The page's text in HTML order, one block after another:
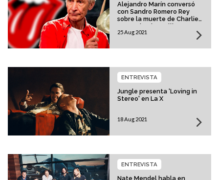
Alejandro Marín conversó
con Sandro Romero Rey
sobre la muerte de Charlie
Watts de The Rolling
Stones
25 Aug 2021
Jungle presenta 'Loving in
Stereo' en La X
ENTREVISTA
18 Aug 2021
Nate Mendel habla en
ENTREVISTA